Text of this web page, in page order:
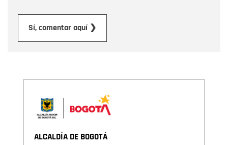
Sí, comentar aquí ❯
ALCALDÍA DE BOGOTÁ